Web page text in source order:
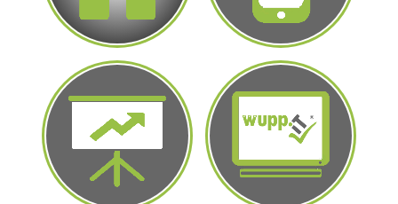
Mit individuellen
Präsentationen
Zuhörer fesseln
Signage die
Wartezeiten
verkürzen